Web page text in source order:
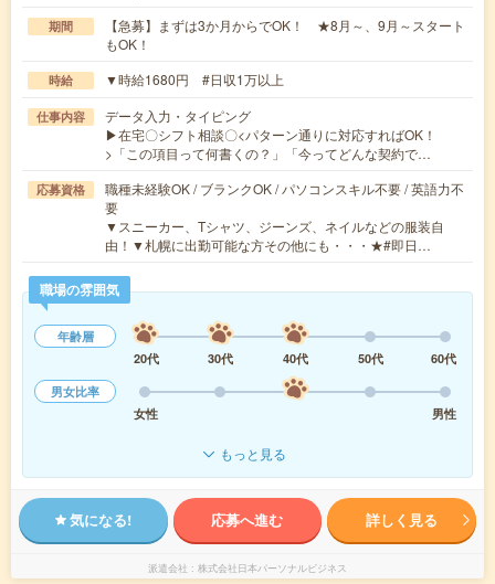
期間
【急募】まずは3か月からでOK！ ★8月～、9月～スタート
もOK！
時給 ▼時給1680円 #日収1万以上
仕事内容
データ入力・タイピング
▶在宅〇シフト相談〇<パターン通りに対応すればOK！
>「この項目って何書くの？」「今ってどんな契約で…
応募資格
職種未経験OK / ブランクOK / パソコンスキル不要 / 英語力不
要
▼スニーカー、Tシャツ、ジーンズ、ネイルなどの服装自
由！▼札幌に出勤可能な方その他にも・・・★#即日…
職場の雰囲気
年齢層
20代
30代 40代 50代
60代
男女比率
女性
男性
もっと見る
気になる! 応募へ進む 詳しく見る
派遣会社 株式会社日本パーソナルビジネス